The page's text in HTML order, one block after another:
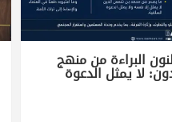
البراءة من منهج
لا يمثل الدعوة